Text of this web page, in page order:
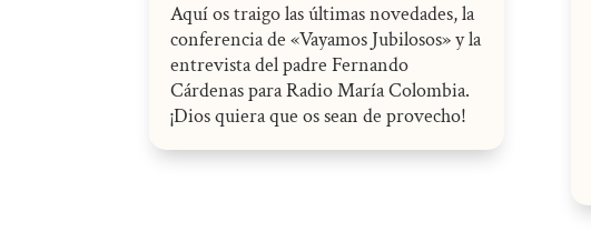
Aquí os traigo las últimas novedades, la
conferencia de «Vayamos Jubilosos» y la
entrevista del padre Fernando
Cárdenas para Radio María Colombia.
¡Dios quiera que os sean de provecho!